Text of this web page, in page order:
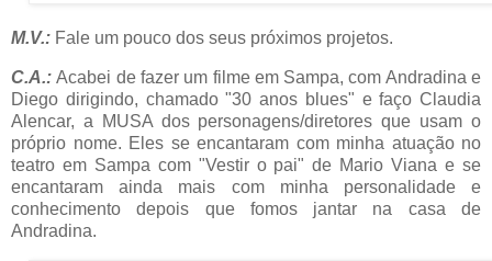
M.V.: Fale um pouco dos seus próximos projetos.
C.A.:Acabei de fazer um filme em Sampa, com Andradina e
Diego dirigindo, chamado "30 anos blues" e faço Claudia
Alencar, a MUSA dos personagens/diretores que usam o
próprio nome. Eles se encantaram com minha atuação no
teatro em Sampa com "Vestir o pai" de Mario Viana e se
encantaram ainda mais com minha personalidade e
conhecimento depois que fomos jantar na casa de
Andradina.